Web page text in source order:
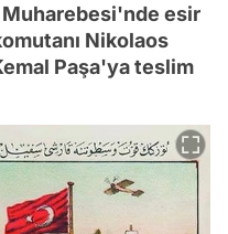
Muharebesi'nde esir
Nikolaos
Paşa'ya teslim